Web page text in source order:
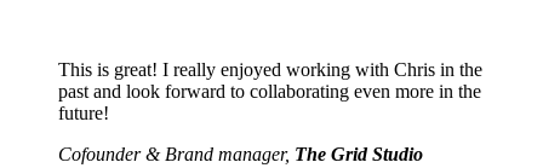
This is great! I really enjoyed working with Chris in the
past and look forward to collaborating even more in the
future!
Cofounder & Brand manager, The Grid Studio